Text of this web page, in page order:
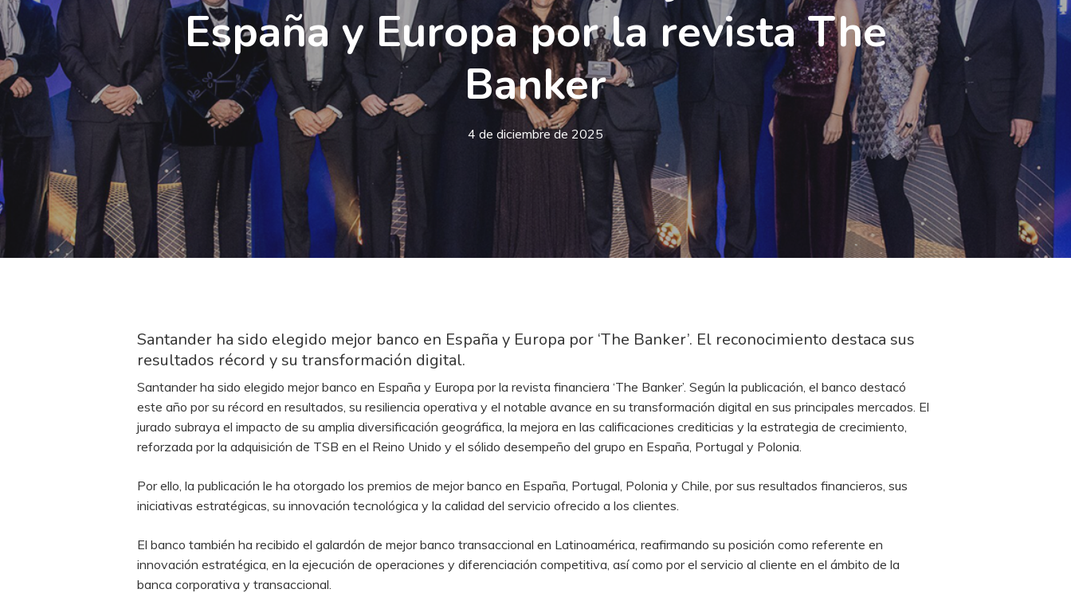
España y Europa por la revista The
Banker
4 de diciembre de 2025
Santander ha sido elegido mejor banco en España y Europa por ‘The Banker’. El reconocimiento destaca sus
resultados récord y su transformación digital.
Santander ha sido elegido mejor banco en España y Europa por la revista financiera ‘The Banker’. Según la publicación, el banco destacó
este año por su récord en resultados, su resiliencia operativa y el notable avance en su transformación digital en sus principales mercados. El
jurado subraya el impacto de su amplia diversificación geográfica, la mejora en las calificaciones crediticias y la estrategia de crecimiento,
reforzada por la adquisición de TSB en el Reino Unido y el sólido desempeño del grupo en España, Portugal y Polonia.
Por ello, la publicación le ha otorgado los premios de mejor banco en España, Portugal, Polonia y Chile, por sus resultados financieros, sus
iniciativas estratégicas, su innovación tecnológica y la calidad del servicio ofrecido a los clientes.
El banco también ha recibido el galardón de mejor banco transaccional en Latinoamérica, reafirmando su posición como referente en
innovación estratégica, en la ejecución de operaciones y diferenciación competitiva, así como por el servicio al cliente en el ámbito de la
banca corporativa y transaccional.